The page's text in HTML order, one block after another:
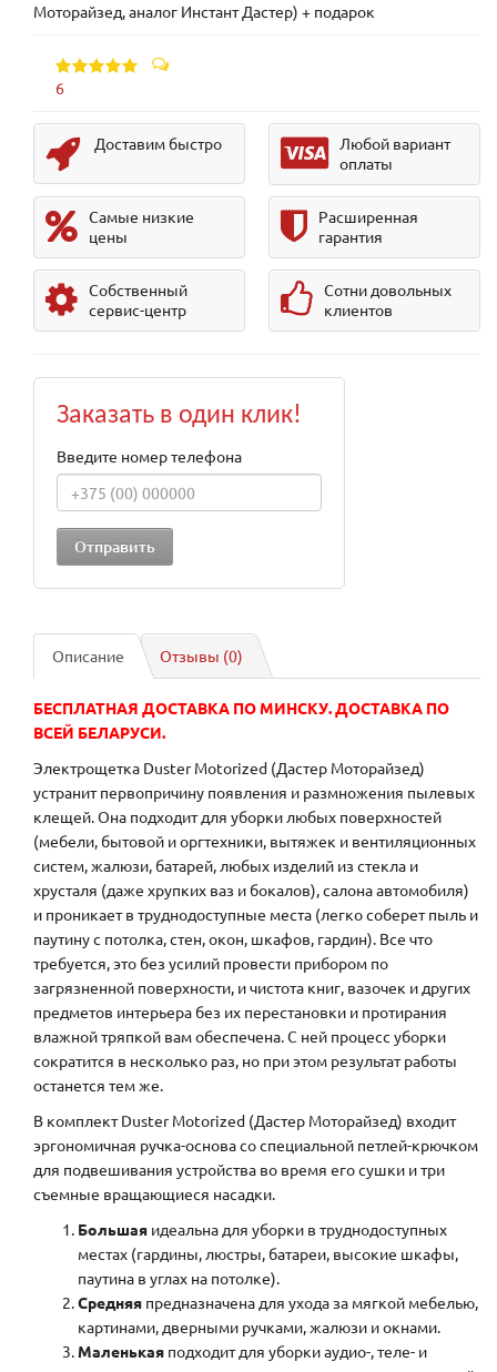
Моторайзед, аналог Инстант Дастер) + подарок
6
Доставим быстро
Любой вариант
оплаты
Самые низкие
цены
Расширенная
гарантия
Собственный
сервис-центр
Сотни довольных
клиентов
Заказать в один клик!
Введите номер телефона
Описание Отзывы (0)
БЕСПЛАТНАЯ ДОСТАВКА ПО МИНСКУ. ДОСТАВКА ПО
ВСЕЙ БЕЛАРУСИ.
Электрощетка Duster Motorized (Дастер Моторайзед)
устранит первопричину появления и размножения пылевых
клещей. Она подходит для уборки любых поверхностей
(мебели, бытовой и оргтехники, вытяжек и вентиляционных
систем, жалюзи, батарей, любых изделий из стекла и
хрусталя (даже хрупких ваз и бокалов), салона автомобиля)
и проникает в труднодоступные места (легко соберет пыль и
паутину с потолка, стен, окон, шкафов, гардин). Все что
требуется, это без усилий провести прибором по
загрязненной поверхности, и чистота книг, вазочек и других
предметов интерьера без их перестановки и протирания
влажной тряпкой вам обеспечена. С ней процесс уборки
сократится в несколько раз, но при этом результат работы
останется тем же.
В комплект Duster Motorized (Дастер Моторайзед) входит
эргономичная ручка-основа со специальной петлей-крючком
для подвешивания устройства во время его сушки и три
съемные вращающиеся насадки.
Большая идеальна для уборки в труднодоступных
местах (гардины, люстры, батареи, высокие шкафы,
паутина в углах на потолке).
Средняя предназначена для ухода за мягкой мебелью,
картинами, дверными ручками, жалюзи и окнами.
Маленькая подходит для уборки аудио-, теле- и